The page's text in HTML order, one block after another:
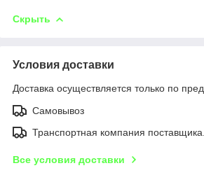
Скрыть
Условия доставки
Доставка осуществляется только по
Самовывоз
Транспортная компания поставщика.
Все условия доставки